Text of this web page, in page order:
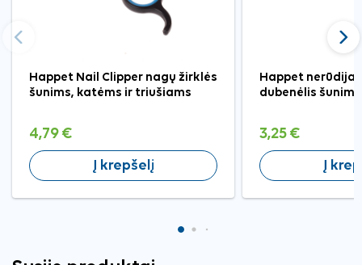
Happet Nail Clipper nagų žirklės
šunims, katėms ir triušiams
4,79 €
Į krepšelį
Happet
dubenėlis šunims
3,25 €
Į
Ankstesnis